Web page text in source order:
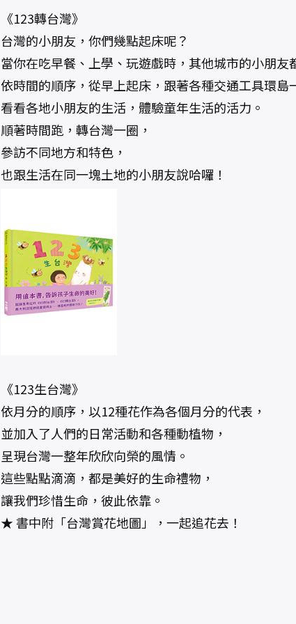
《123轉台灣》
台灣的小朋友，你們幾點起床呢？
當你在吃早餐、上學、玩遊戲時，其他城市的小朋友
依時間的順序，從早上起床，跟著各種交通工具環島
看看各地小朋友的生活，體驗童年生活的活力。
順著時間跑，轉台灣一圈，
參訪不同地方和特色，
也跟生活在同一塊土地的小朋友說哈囉！
《123生台灣》
依月分的順序，以12種花作為各個月分的代表，
並加入了人們的日常活動和各種動植物，
呈現台灣一整年欣欣向榮的風情。
這些點點滴滴，都是美好的生命禮物，
讓我們珍惜生命，彼此依靠。
★ 書中附「台灣賞花地圖」，一起追花去！